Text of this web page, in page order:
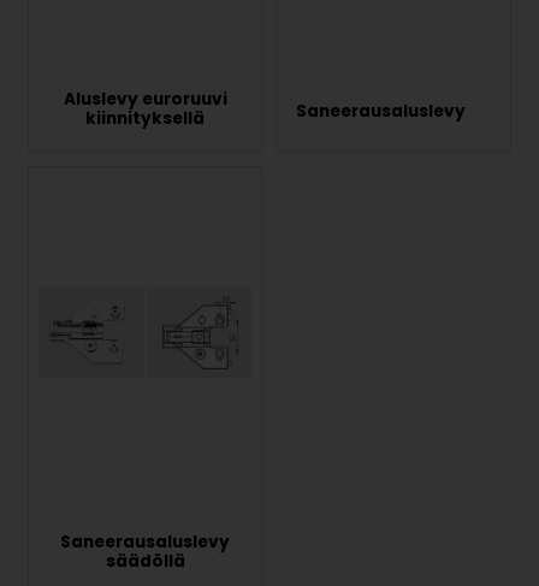
Aluslevy euroruuvi
kiinnityksellä
Saneerausaluslevy
Saneerausaluslevy
säädöllä